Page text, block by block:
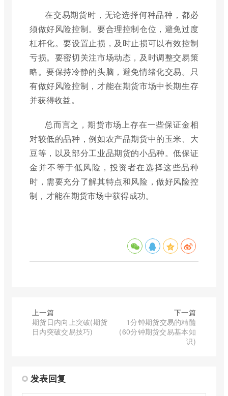
在交易期货时，无论选择何种品种，都必
须做好风险控制。要合理控制仓位，避免过度
杠杆化。要设置止损，及时止损可以有效控制
亏损。要密切关注市场动态，及时调整交易策
略。要保持冷静的头脑，避免情绪化交易。只
有做好风险控制，才能在期货市场中长期生存
并获得收益。
总而言之，期货市场上存在一些保证金相
对较低的品种，例如农产品期货中的玉米、大
豆等，以及部分工业品期货的小品种。低保证
金并不等于低风险，投资者在选择这些品种
时，需要充分了解其特点和风险，做好风险控
制，才能在期货市场中获得成功。
上一篇
期货日内向上突破(期货
日内突破交易技巧)
下一篇
1分钟期货交易的精髓
(60分钟期货交易基本知
识)
发表回复